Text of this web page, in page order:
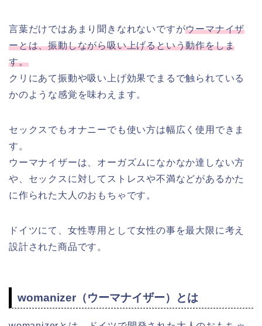
言葉だけではあまり聞きなれないですがウーマナイザ
ーとは、振動しながら吸い上げるという動作をしま
す。
クリにあて振動や吸い上げ効果でまるで触られている
かのような感覚を味わえます。
セックスでもオナニーでも使い方は幅広く使用できま
す。
ウーマナイザーは、オーガズムになかなか達しない方
や、セックスに対してストレスや不満などがあるかた
に作られた大人のおもちゃです。
ドイツにて、女性専用として女性の事を最大限に考え
設計された商品です。
womanizer（ウーマナイザー）とは